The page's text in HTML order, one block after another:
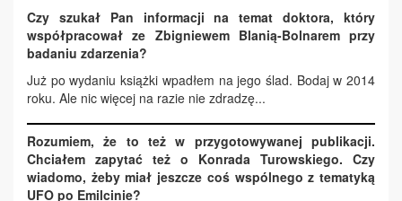
Czy szukał Pan informacji na temat doktora, który
współpracował ze Zbigniewem Blanią-Bolnarem przy
badaniu zdarzenia?
Już po wydaniu książki wpadłem na jego ślad. Bodaj w 2014
roku. Ale nic więcej na razie nie zdradzę...
Rozumiem, że to też w przygotowywanej publikacji.
Chciałem zapytać też o Konrada Turowskiego. Czy
wiadomo, żeby miał jeszcze coś wspólnego z tematyką
UFO po Emilcinie?